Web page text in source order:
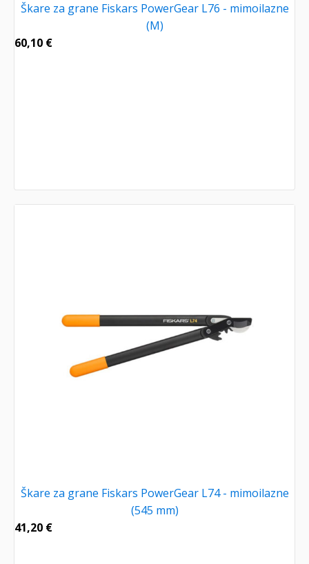
Škare za grane Fiskars PowerGear L76 - mimoilazne
(M)
60,10 €
Škare za grane Fiskars PowerGear L74 - mimoilazne
(545 mm)
41,20 €